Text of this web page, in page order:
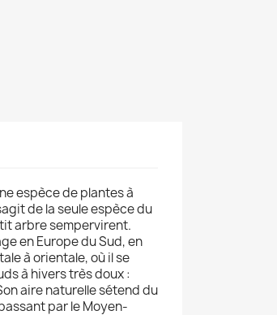
espèce de plantes à
de la seule espèce du
arbre sempervirent.
en Europe du Sud, en
à orientale, où il se
à hivers très doux :
aire naturelle sétend du
par le Moyen-